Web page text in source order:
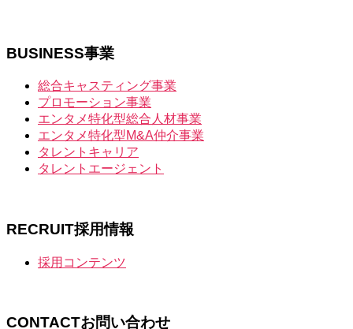
BUSINESS事業
総合キャスティング事業
プロモーション事業
エンタメ特化型総合人材事業
エンタメ特化型M&A仲介事業
タレントキャリア
タレントエージェント
RECRUIT採用情報
採用コンテンツ
CONTACTお問い合わせ